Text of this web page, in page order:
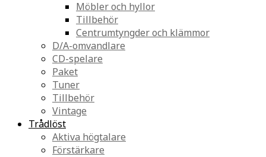
Möbler och hyllor
Tillbehör
Centrumtyngder och klämmor
D/A-omvandlare
CD-spelare
Paket
Tuner
Tillbehör
Vintage
Trådlöst
Aktiva högtalare
Förstärkare